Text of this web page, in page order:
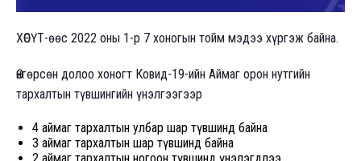
ХӨСҮТ-өөс 2022 оны 1-р 7 хоногын тойм мэдээ хүргэж байна.
Өнгөрсөн долоо хоногт Ковид-19-ийн Аймаг орон нутгийн
тархалтын түвшингийн үнэлгээгээр
4 аймаг тархалтын улбар шар түвшинд байна
3 аймаг тархалтын шар түвшинд байна
2 аймаг тархалтын ногоон түвшинд үнэлэгдлээ.